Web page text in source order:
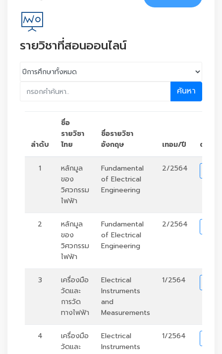
รายวิชาที่สอนออนไลน์
ค้นหา
ลำดับ
ชื่อ
รายวิชา
ไทย
ชื่อรายวิชา
อังกฤษ
เทอม/ปี ตัวเลื
1
หลักมูล
ของ
วิศวกรรม
ไฟฟ้า
Fundamental
of Electrical
Engineering
2/2564
2
หลักมูล
ของ
วิศวกรรม
ไฟฟ้า
Fundamental
of Electrical
Engineering
2/2564
3
เครื่องมือ
วัดและ
การวัด
ทางไฟฟ้า
Electrical
Instruments
and
Measurements
1/2564
4
เครื่องมือ
วัดและ
Electrical
Instruments
1/2564